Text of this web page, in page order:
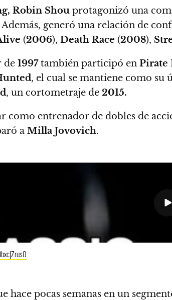
Robin Shou protagonizó una
generó una relación de
(2006), Death Race (2008),
de 1997también participó en Pirate
, el cual se mantiene como
, un cortometraje de 2015.
como entrenador de dobles de
a Milla Jovovich.
pocas semanas en un